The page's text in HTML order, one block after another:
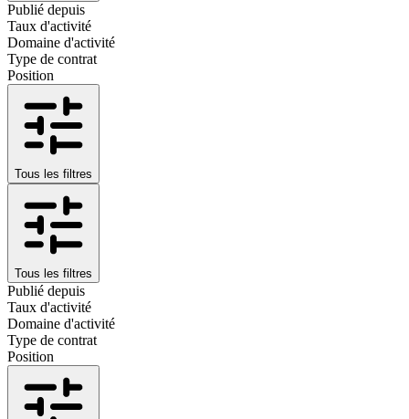
Publié depuis
Taux d'activité
Domaine d'activité
Type de contrat
Position
Tous les filtres
Tous les filtres
Publié depuis
Taux d'activité
Domaine d'activité
Type de contrat
Position